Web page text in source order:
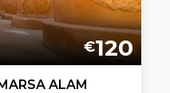
€120
ALAM